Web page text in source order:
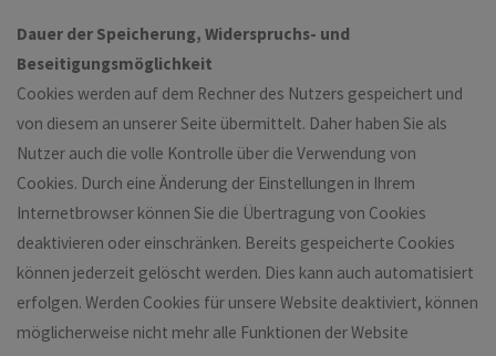
Dauer der Speicherung, Widerspruchs- und
Beseitigungsmöglichkeit
Cookies werden auf dem Rechner des Nutzers gespeichert und
von diesem an unserer Seite übermittelt. Daher haben Sie als
Nutzer auch die volle Kontrolle über die Verwendung von
Cookies. Durch eine Änderung der Einstellungen in Ihrem
Internetbrowser können Sie die Übertragung von Cookies
deaktivieren oder einschränken. Bereits gespeicherte Cookies
können jederzeit gelöscht werden. Dies kann auch automatisiert
erfolgen. Werden Cookies für unsere Website deaktiviert, können
möglicherweise nicht mehr alle Funktionen der Website